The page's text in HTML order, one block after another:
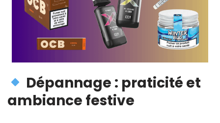
Dépannage : praticité et
ambiance festive